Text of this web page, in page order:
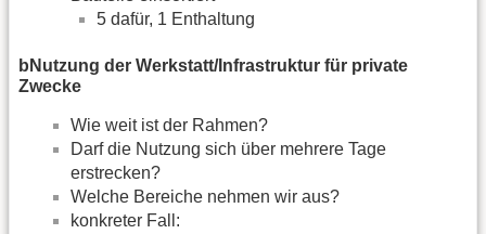
5 dafür, 1 Enthaltung
bNutzung der Werkstatt/Infrastruktur für private
Zwecke
Wie weit ist der Rahmen?
Darf die Nutzung sich über mehrere Tage
erstrecken?
Welche Bereiche nehmen wir aus?
konkreter Fall: